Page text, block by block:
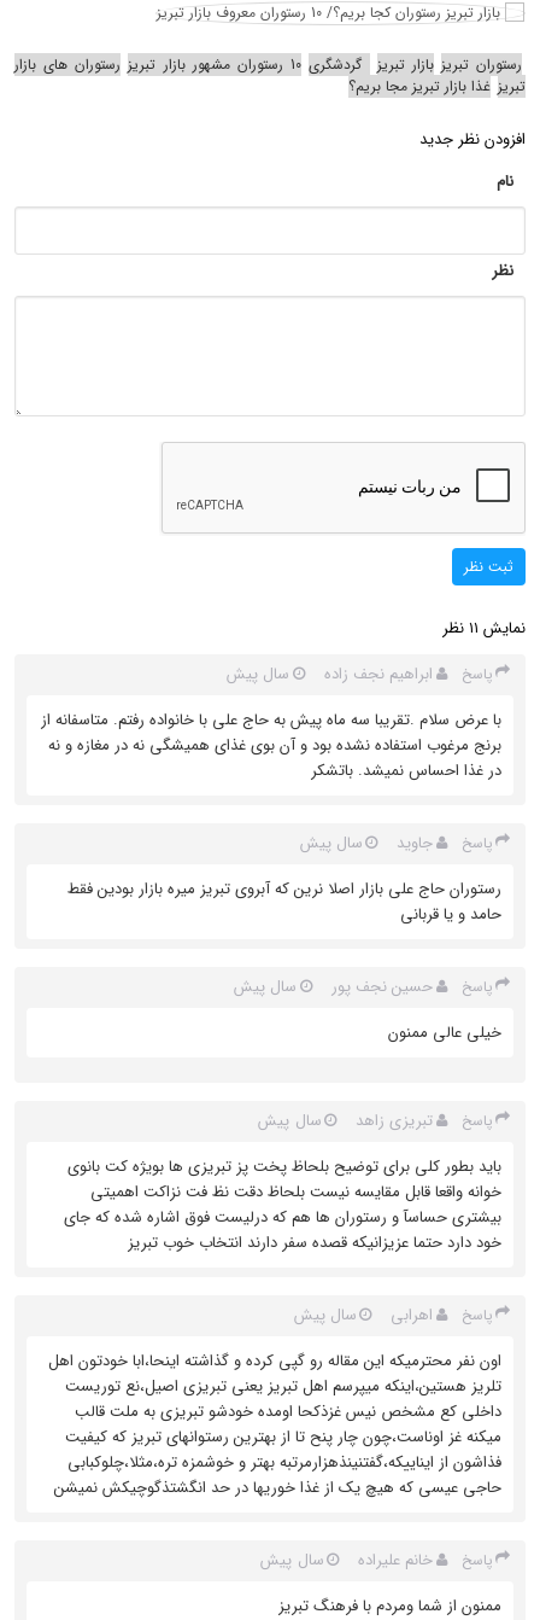
رستوران تبریز بازار تبریز گردشگری 10 رستوران مشهور بازار تبریز
رستوران های بازار
تبریز غذا بازار تبریز مجا بریم؟
افزودن نظر جدید
نام
نظر
ثبت نظر
نمایش 11 نظر
پاسخ ابراهیم نجف زاده
سال پیش
با عرض سلام .تقریبا سه ماه پیش به حاج علی با خانواده رفتم. متاسفانه از
برنج مرغوب استفاده نشده بود و آن بوی غذای همیشگی نه در مغازه و نه
در غذا احساس نمیشد. باتشکر
پاسخ جاوید
سال پیش
رستوران حاج علی بازار اصلا نرین که آبروی تبریز میره بازار بودین فقط
حامد و یا قربانی
پاسخ حسین نجف پور
سال پیش
خیلی عالی ممنون
پاسخ تبریزی زاهد
سال پیش
باید بطور کلی برای توضیح بلحاظ پخت پز تبریزی ها بویژه کت بانوی
خوانه واقعا قابل مقایسه نیست بلحاظ دقت نظ فت نزاکت اهمیتی
بیشتری حساسآ و رستوران ها هم که درلیست فوق اشاره شده که جای
خود دارد حتما عزیزانیکه قصده سفر دارند انتخاب خوب تبریز
پاسخ اهرابی
سال پیش
اون نفر محترمیکه این مقاله رو گپی کرده و گذاشته اینحا،ابا خودتون اهل
تلریز هستین،اینکه میپرسم اهل تبریز یعنی تبریزی اصیل،نع توریست
داخلی کع مشخص نیس غزذکحا اومده خودشو تبریزی به ملت قالب
میکنه غز اوناست،چون چار پنح تا از بهترین رستوانهای تبریز که کیفیت
فذاشون از ایناییکه،گفتنینذهزارمرتبه بهتر و خوشمزه تره،مثلا،چلوکبابی
حاجی عیسی که هیچ یک از غذا خوریها در حد انگشتذگوچیکش نمیشن
پاسخ خانم علیراده
سال پیش
ممنون از شما ومردم با فرهنگ تبریز